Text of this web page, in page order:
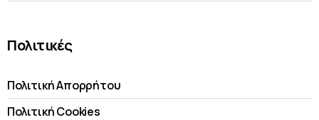
Πολιτικές
Πολιτική Απορρήτου
Πολιτική Cookies